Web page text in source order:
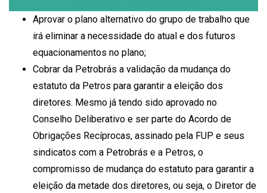
Aprovar o plano alternativo do grupo de trabalho que
irá eliminar a necessidade do atual e dos futuros
equacionamentos no plano;
Cobrar da Petrobrás a validação da mudança do
estatuto da Petros para garantir a eleição dos
diretores. Mesmo já tendo sido aprovado no
Conselho Deliberativo e ser parte do Acordo de
Obrigações Recíprocas, assinado pela FUP e seus
sindicatos com a Petrobrás e a Petros, o
compromisso de mudança do estatuto para garantir a
eleição da metade dos diretores, ou seja, o Diretor de